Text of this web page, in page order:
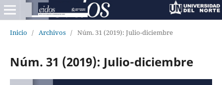
Inicio / Archivos / Núm. 31 (2019): Julio-diciembre
Núm. 31 (2019): Julio-diciembre